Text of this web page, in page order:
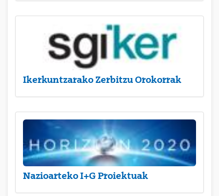
Ikerkuntzarako Zerbitzu Orokorrak
Nazioarteko I+G Proiektuak